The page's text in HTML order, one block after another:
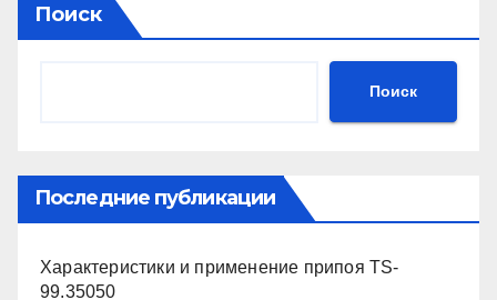
Поиск
Поиск
Последние публикации
Характеристики и применение припоя TS-
99.35050